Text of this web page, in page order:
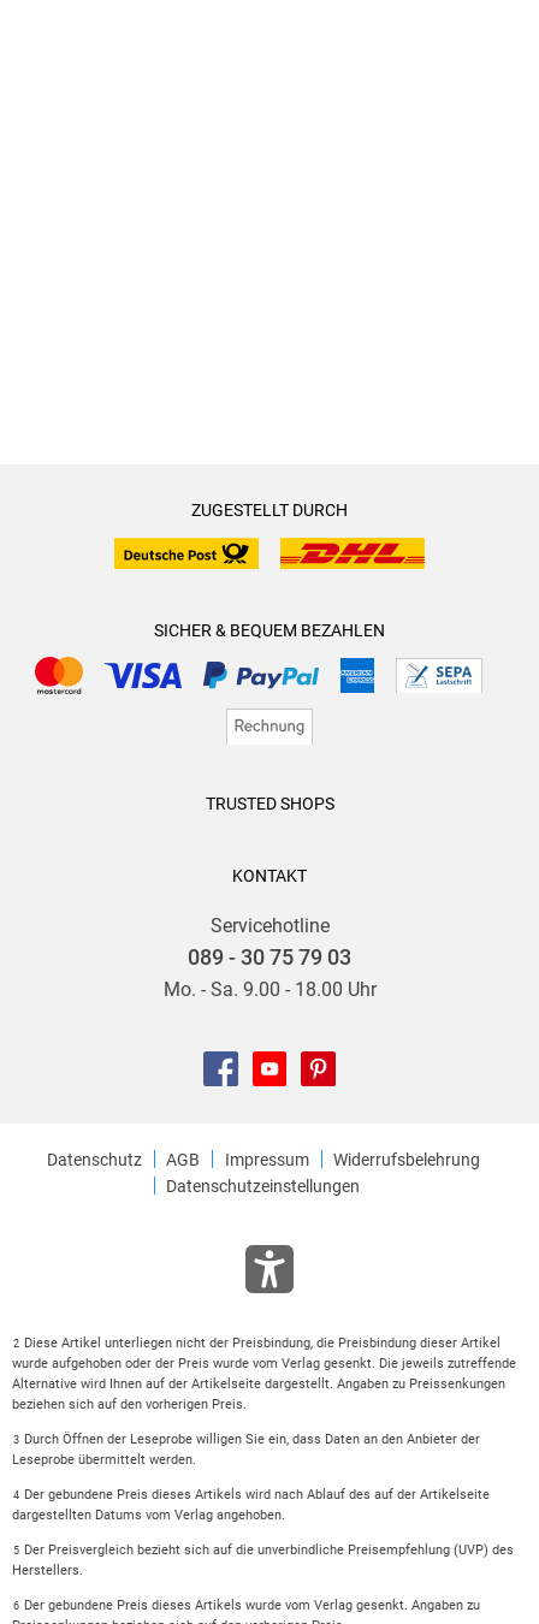
ZUGESTELLT DURCH
SICHER & BEQUEM BEZAHLEN
TRUSTED SHOPS
KONTAKT
Servicehotline
089 - 30 75 79 03
Mo. - Sa. 9.00 - 18.00 Uhr
Datenschutz AGB Impressum
Widerrufsbelehrung
Datenschutzeinstellungen
2 Diese Artikel unterliegen nicht der Preisbindung, die Preisbindung dieser Artikel
wurde aufgehoben oder der Preis wurde vom Verlag gesenkt. Die jeweils zutreffende
Alternative wird Ihnen auf der Artikelseite dargestellt. Angaben zu Preissenkungen
beziehen sich auf den vorherigen Preis.
3 Durch Öffnen der Leseprobe willigen Sie ein, dass Daten an den Anbieter der
Leseprobe übermittelt werden.
4 Der gebundene Preis dieses Artikels wird nach Ablauf des auf der Artikelseite
dargestellten Datums vom Verlag angehoben.
5 Der Preisvergleich bezieht sich auf die unverbindliche Preisempfehlung (UVP) des
Herstellers.
6 Der gebundene Preis dieses Artikels wurde vom Verlag gesenkt. Angaben zu